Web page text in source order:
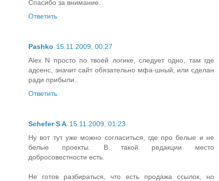
Спасибо за внимание.
Ответить
Pashko 15.11.2009, 00:27
Alex N просто по твоей логике, следует одно, там где
адсенс, значит сайт обязательно мфа-шный, или сделан
ради прибыли..
Ответить
Schefer S A 15.11.2009, 01:23
Ну вот тут уже можно согласиться, где про белые и не
белые проекты. В такой редакции место
добросовестности есть.
Не готов разбираться, что есть продажа ссылок, но